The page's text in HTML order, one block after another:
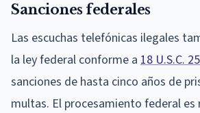
Sanciones federales
Las escuchas telefónicas ilegales
la ley federal conforme a 18 U.S.C.
sanciones de hasta cinco años de
multas. El procesamiento federal es